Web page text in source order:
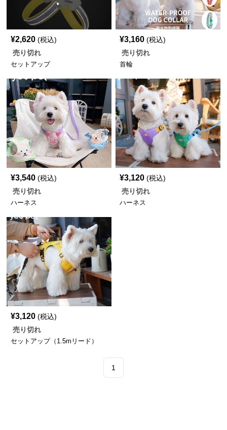
¥2,620 (税込)
売り切れ
セットアップ
¥3,160 (税込)
売り切れ
首輪
¥3,540 (税込)
売り切れ
ハーネス
¥3,120 (税込)
売り切れ
ハーネス
¥3,120 (税込)
売り切れ
セットアップ（1.5mリード）
1